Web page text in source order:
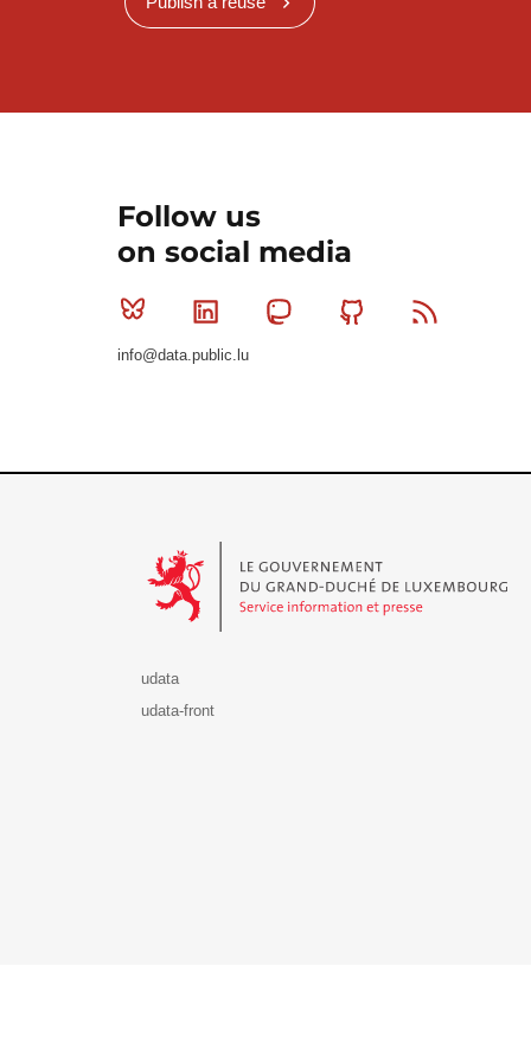
Follow us
on social media
Bluesky Linkedin MastodonGithub
info@data.public.lu
udata
udata-front